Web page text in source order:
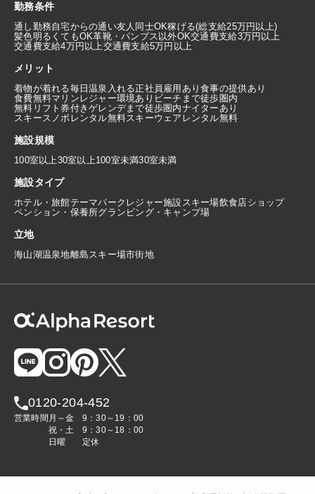
勤務条件
通し勤務自宅からの通い友人同士OK稼げる(総支給25万円以上)
髪色明るくてもOK革靴・パンプス以外OK交通費支給3万円以上
交通費支給4万円以上交通費支給5万円以上
メリット
着物が着れる毎日温泉入れる正社員雇用あり食事の提供あり
食費無料マリンレジャー環境あり ビーチまで徒歩圏内
無料リフト券付きゲレンデまで徒歩圏内ナイターあり
スキースノボレンタル無料スキーウェアレンタル無料
施設規模
100室以上30室以上100室未満30室未満
施設タイプ
ホテル・旅館テーマパーク レジャー施設スキー場飲食店ショップ
ペンション・保養所グランピング・キャンプ場
立地
海山湖温泉地離島スキー場市街地
0120-204-452
営業時間 月～金
9：30～19：00
祝・土
9：30～18：00
日曜
定休